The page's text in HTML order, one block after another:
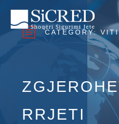
b CATEGORY:
RRJETI